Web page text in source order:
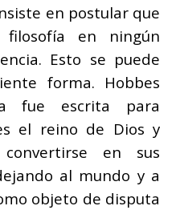
en postular que
en ningún
Esto se puede
forma. Hobbes
fue escrita para
el reino de Dios y
en sus
al mundo y a
objeto de disputa